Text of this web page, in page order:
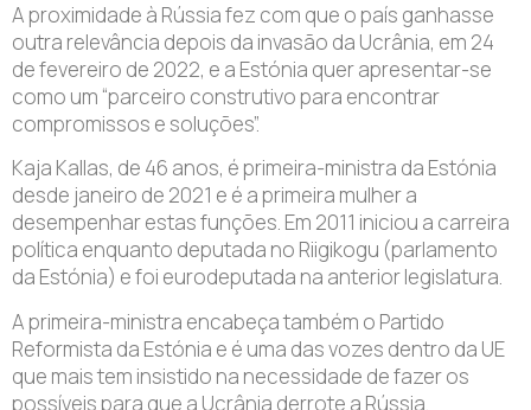
A proximidade à Rússia fez com que o país ganhasse
outra relevância depois da invasão da Ucrânia, em 24
de fevereiro de 2022, e a Estónia quer apresentar-se
como um “parceiro construtivo para encontrar
compromissos e soluções”.
Kaja Kallas, de 46 anos, é primeira-ministra da Estónia
desde janeiro de 2021 e é a primeira mulher a
desempenhar estas funções. Em 2011 iniciou a carreira
política enquanto deputada no Riigikogu (parlamento
da Estónia) e foi eurodeputada na anterior legislatura.
A primeira-ministra encabeça também o Partido
Reformista da Estónia e é uma das vozes dentro da UE
que mais tem insistido na necessidade de fazer os
possíveis para que a Ucrânia derrote a Rússia.